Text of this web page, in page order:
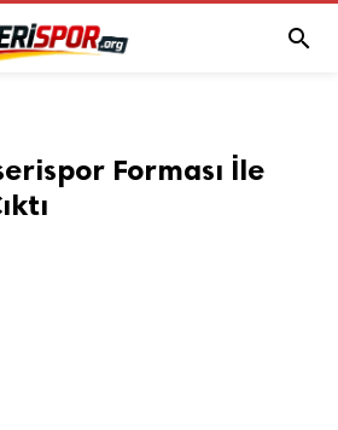

Forması İle